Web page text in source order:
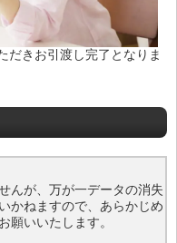
だきお引渡し完了となりま
んが、万が一データの消失
かねますので、あらかじめ
願いいたします。